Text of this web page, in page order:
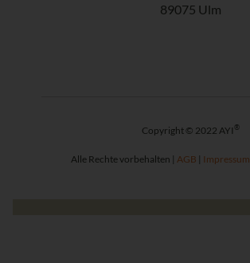
89075 Ulm
Copyright © 2022 AYI ®
Alle Rechte vorbehalten | AGB | Impressum